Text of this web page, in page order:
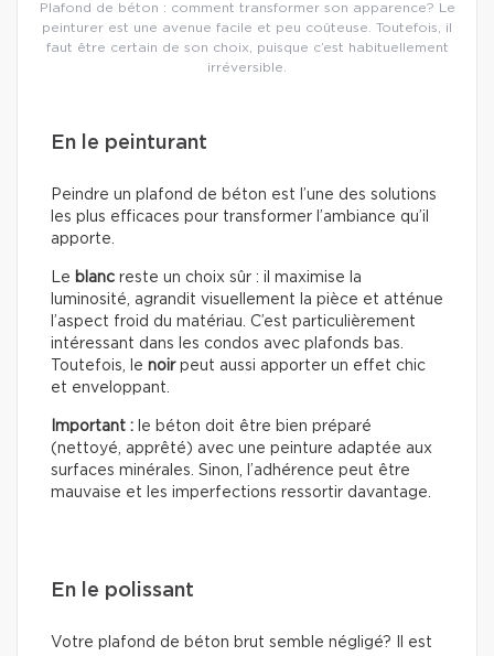
Plafond de béton : comment transformer son apparence? Le
peinturer est une avenue facile et peu coûteuse. Toutefois, il
faut être certain de son choix, puisque c’est habituellement
irréversible.
En le peinturant
Peindre un plafond de béton est l’une des solutions
les plus efficaces pour transformer l’ambiance qu’il
apporte.
Le blanc reste un choix sûr : il maximise la
luminosité, agrandit visuellement la pièce et atténue
l’aspect froid du matériau. C’est particulièrement
intéressant dans les condos avec plafonds bas.
Toutefois, le noirpeut aussi apporter un effet chic
et enveloppant.
Important : le béton doit être bien préparé
(nettoyé, apprêté) avec une peinture adaptée aux
surfaces minérales. Sinon, l’adhérence peut être
mauvaise et les imperfections ressortir davantage.
En le polissant
Votre plafond de béton brut semble négligé? Il est